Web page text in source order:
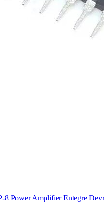
Power Amplifier Entegre